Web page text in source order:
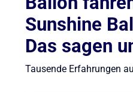
Sunshine
Das sagen
Tausende Erfahrungen